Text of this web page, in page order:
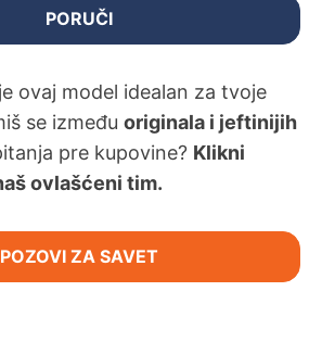
PORUČI
ovaj model idealan za tvoje
se između originala i jeftinijih
pre kupovine? Klikni
ovlašćeni tim.
POZOVI ZA SAVET